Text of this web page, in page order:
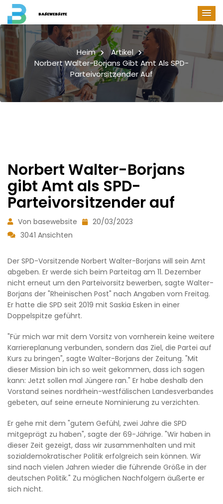
Heim
Artikel
Norbert Walter-Borjans Gibt Amt Als SPD-
Parteivorsitzender Auf
Norbert Walter-Borjans
gibt Amt als SPD-
Parteivorsitzender auf
Von basewebsite
20/03/2023
3041 Ansichten
Der SPD-Vorsitzende Norbert Walter-Borjans will sein Amt
abgeben. Er werde sich beim Parteitag am 11. Dezember
nicht erneut um den Parteivorsitz bewerben, sagte Walter-
Borjans der "Rheinischen Post" nach Angaben vom Freitag.
Er hatte die SPD seit 2019 mit Saskia Esken in einer
Doppelspitze geführt.
"Für mich war mit dem Vorsitz von vornherein keine weitere
Karriereplanung verbunden, sondern das Ziel, die Partei auf
Kurs zu bringen", sagte Walter-Borjans der Zeitung. "Mit
dieser Mission bin ich so weit gekommen, dass ich sagen
kann: Jetzt sollen mal Jüngere ran." Er habe deshalb den
Vorstand seines nordrhein-westfälischen Landesverbandes
gebeten, auf seine erneute Nominierung zu verzichten.
Er gehe mit dem "gutem Gefühl, zwei Jahre die SPD
mitgeprägt zu haben", sagte der 69-Jährige. "Wir haben in
dieser Zeit gezeigt, dass wir zusammenhalten und mit
sozialdemokratischer Politik erfolgreich sein können. Wir
sind nach vielen Jahren wieder die führende Größe in der
deutschen Politik." Zu möglichen Nachfolgern äußerte er
sich nicht.